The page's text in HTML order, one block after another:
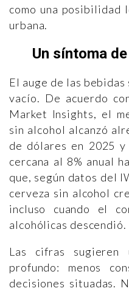
como una posibilidad
urbana.
Un síntoma
El auge de las
vacío. De acuerdo
Market Insights, el
sin alcohol alcanzó
de dólares en 2025
cercana al 8% anual
que, según datos del
cerveza sin alcohol
incluso cuando el
alcohólicas descendió.
Las cifras sugieren
profundo: menos
decisiones situadas.